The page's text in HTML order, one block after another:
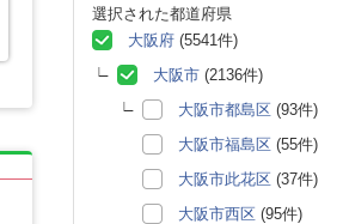
選択された都道府県
大阪府 (5541件)
大阪市 (2136件)
大阪市都島区 (93件)
大阪市福島区 (55件)
大阪市此花区 (37件)
大阪市西区 (95件)